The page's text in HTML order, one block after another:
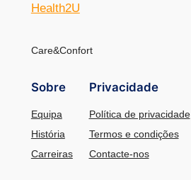
Health2U
Care&Confort
Sobre
Equipa
História
Carreiras
Privacidade
Política de privacidade
Termos e condições
Contacte-nos